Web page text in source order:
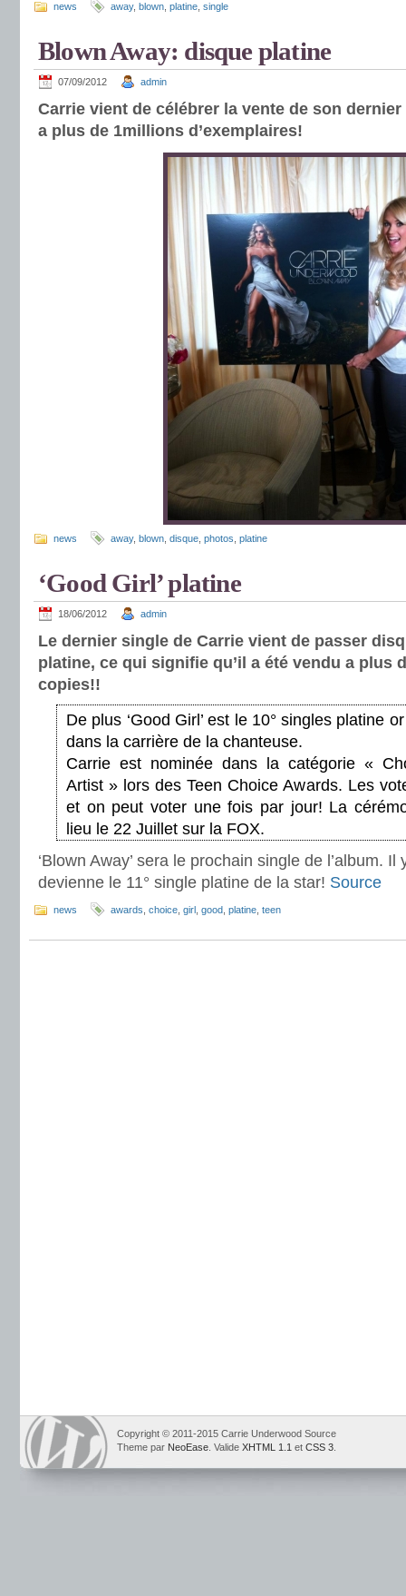
news away, blown platine single
Blown Away: disque platine
07/09/2012 admin
Carrie vient de célébrer la vente de son
a plus de 1millions d’exemplaires!
news away, blown disque photos platine
‘Good Girl’ platine
18/06/2012 admin
Le dernier single de Carrie vient de passer
platine, ce qui signifie qu’il a été vendu a plus
copies!!
De plus ‘Good Girl’ est le 10° singles platine
dans la carrière de la chanteuse.
Carrie est nominée dans la catégorie «
Artist » lors des Teen Choice Awards. Les
et on peut voter une fois par jour! La
lieu le 22 Juillet sur la FOX.
‘Blown Away’ sera le prochain single de l’album. Il
devienne le 11° single platine de la star! Source
news awards choice girl good platine teen
Copyright © 2011-2015 Carrie Underwood Source
Theme par NeoEase . Valide XHTML 1.1 et CSS 3